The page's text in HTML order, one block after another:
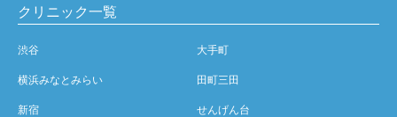
クリニック一覧
渋谷 大手町
横浜みなとみらい 田町三田
新宿 せんげん台